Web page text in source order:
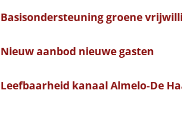
Basisondersteuning groene
Nieuw aanbod nieuwe gasten
Leefbaarheid kanaal Almelo-De